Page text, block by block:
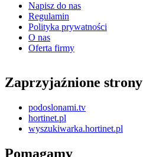
Napisz do nas
Regulamin
Polityka prywatności
O nas
Oferta firmy
Zaprzyjaźnione strony
podoslonami.tv
hortinet.pl
wyszukiwarka.hortinet.pl
Pomagamy